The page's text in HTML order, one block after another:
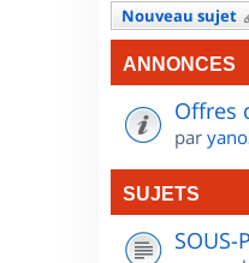
Nouveau sujet
ANNONCES
Offres
par
SUJETS